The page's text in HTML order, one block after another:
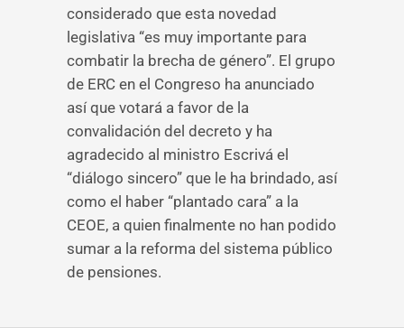
considerado que esta novedad
legislativa “es muy importante para
combatir la brecha de género”. El grupo
de ERC en el Congreso ha anunciado
así que votará a favor de la
convalidación del decreto y ha
agradecido al ministro Escrivá el
“diálogo sincero” que le ha brindado, así
como el haber “plantado cara” a la
CEOE, a quien finalmente no han podido
sumar a la reforma del sistema público
de pensiones.